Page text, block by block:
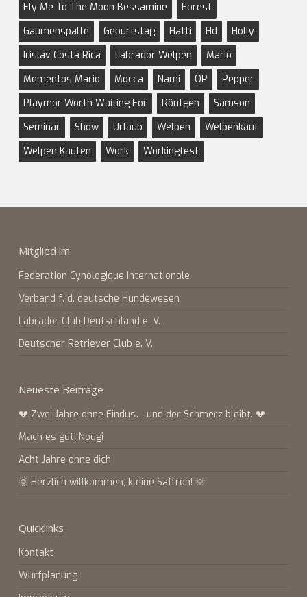
Fly Me To The Moon Bessamine
Forest
Gaumenspalte
Geburtstag Hatti Hd
Holly
Irislav Costa Rica
Labrador Welpen
Mario
Mementos Mario
Mocca Nami OP
Pepper
Playmor Worth Waiting For
Röntgen
Samson
Seminar
Show Urlaub Welpen
Welpenkauf
Welpen Kaufen
Work Workingtest
Mitglied im:
Federation Cynologique Internationale
Verband f. d. deutsche Hundewesen
Labrador Club Deutschland e. V.
Deutscher Retriever Club e. V.
Neueste Beiträge
💔 Zwei Jahre ohne Findus… und der Schmerz bleibt. 💔
Mach es gut, Nougi
Acht Jahre ohne dich
🌞 Herzlich willkommen, kleine Saffron! 🌞
Quicklinks
Kontakt
Wurfplanung